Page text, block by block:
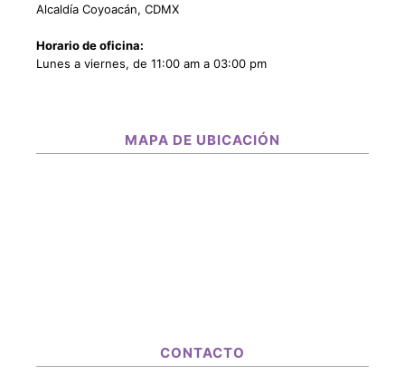
Alcaldía Coyoacán, CDMX
Horario de oficina:
Lunes a viernes, de 11:00 am a 03:00 pm
MAPA DE UBICACIÓN
CONTACTO